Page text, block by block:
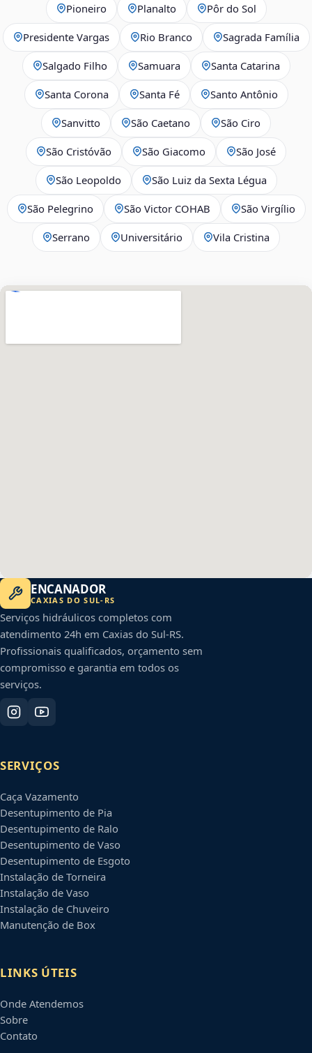
Pioneiro Planalto Pôr do Sol
Presidente Vargas Rio Branco Sagrada Família
Salgado Filho Samuara Santa Catarina
Santa Corona Santa Fé Santo Antônio
Sanvitto São Caetano São Ciro
São Cristóvão São Giacomo São José
São Leopoldo São Luiz da Sexta Légua
São Pelegrino São Victor COHAB São Virgílio
Serrano Universitário Vila Cristina
ENCANADOR
CAXIAS DO SUL- RS
Serviços hidráulicos completos com
atendimento 24h em Caxias do Sul-RS.
Profissionais qualificados, orçamento sem
compromisso e garantia em todos os
serviços.
SERVIÇOS
Caça Vazamento
Desentupimento de Pia
Desentupimento de Ralo
Desentupimento de Vaso
Desentupimento de Esgoto
Instalação de Torneira
Instalação de Vaso
Instalação de Chuveiro
Manutenção de Box
LINKS ÚTEIS
Onde Atendemos
Sobre
Contato